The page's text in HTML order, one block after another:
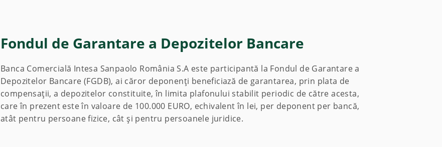
Fondul de Garantare a Depozitelor Bancare
Banca Comercială Intesa Sanpaolo România S.A este participantă la Fondul de Garantare a
Depozitelor Bancare (FGDB), ai căror deponenţi beneficiază de garantarea, prin plata de
compensaţii, a depozitelor constituite, în limita plafonului stabilit periodic de către acesta,
care în prezent este în valoare de 100.000 EURO, echivalent în lei, per deponent per bancă,
atât pentru persoane fizice, cât și pentru persoanele juridice.